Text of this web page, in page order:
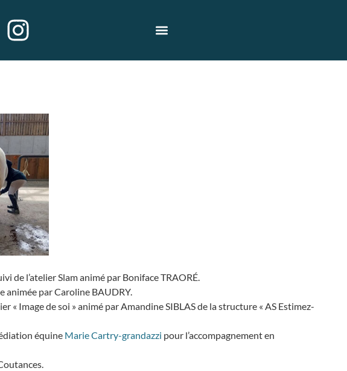
de l’atelier Slam animé par Boniface TRAORÉ.
animée par Caroline BAUDRY.
« Image de soi » animé par Amandine SIBLAS de la structure « AS Estimez-
équine Marie Cartry-grandazzi pour l’accompagnement en